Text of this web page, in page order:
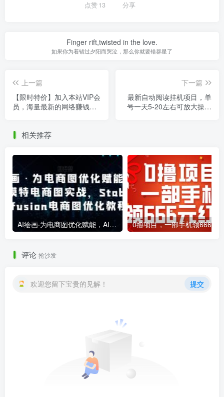
点赞13 分享
Finger rift,twisted in the love.
如果你为着错过夕阳而哭泣，那么你就要错群星了
上一篇
【限时特价】加入本站VIP会
员，海量最新的网络赚钱项
下一篇
最新自动阅读挂机项目，单
号一天5-20左右可放大操作
相关推荐
AI绘画·为电商图优化赋能，AI虚拟模特电商图实战，StableDiffusion电商图优化教程
评论 抢沙发
欢迎您留下宝贵的见解！ 提交